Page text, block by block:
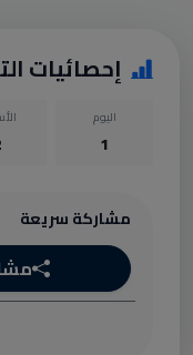
إحصائيات
اليوم
1
مشاركة سريعة